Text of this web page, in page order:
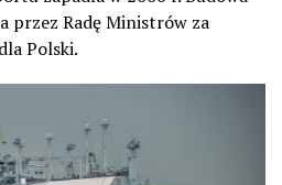
przez Radę Ministrów za
Polski.